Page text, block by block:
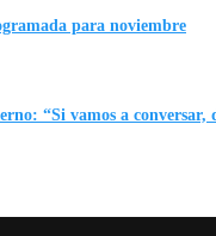
para noviembre
“Si vamos a conversar,